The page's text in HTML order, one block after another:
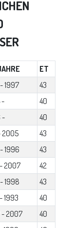
ET
1997
43
-
40
-
40
2005
43
1996
43
2007
42
1998
43
1993
40
2007
40